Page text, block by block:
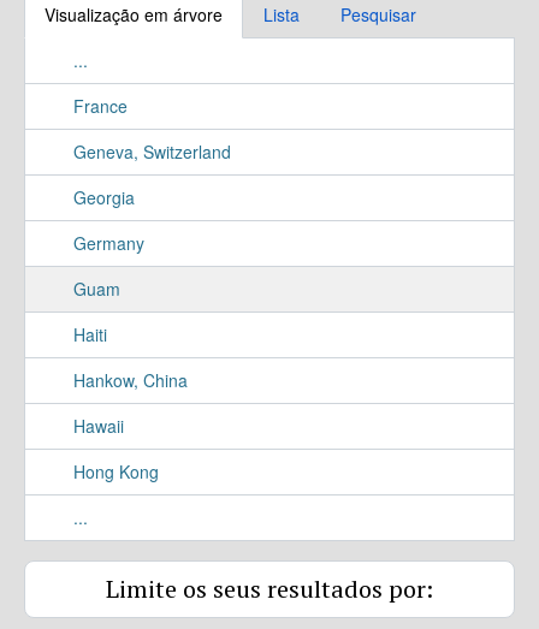
Visualização em árvore Lista
Pesquisar
...
France
Geneva, Switzerland
Georgia
Germany
Guam
Haiti
Hankow, China
Hawaii
Hong Kong
...
Limite os seus resultados por: